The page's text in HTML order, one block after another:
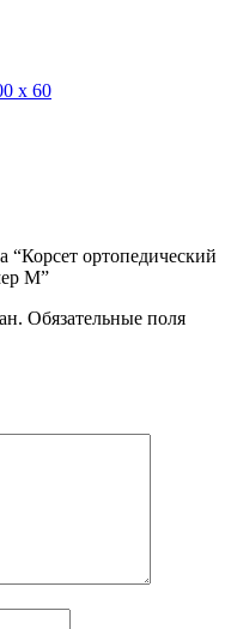
х 60
“Корсет ортопедический
M”
Обязательные поля